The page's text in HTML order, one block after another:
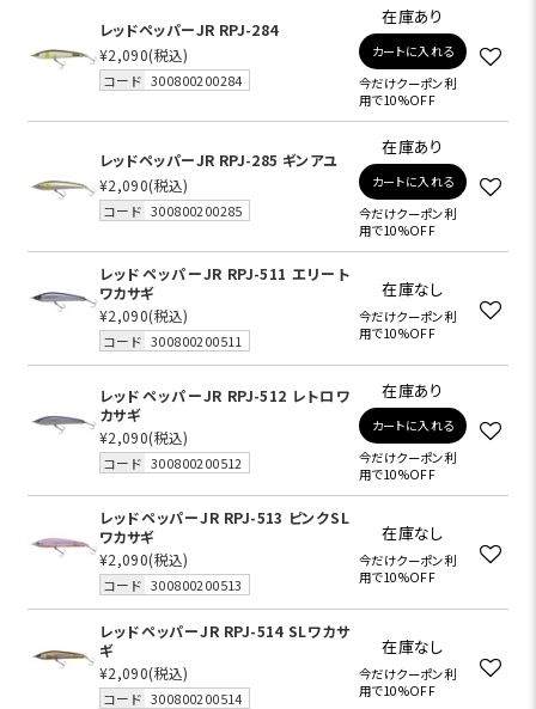
レッドペッパーJR RPJ-284
¥2,090(税込)
コード 300800200284
在庫あり
カートに入れる
今だけクーポン利
用で10%OFF
レッドペッパーJR RPJ-285 ギンアユ
¥2,090(税込)
コード 300800200285
在庫あり
カートに入れる
今だけクーポン利
用で10%OFF
レッドペッパーJR RPJ-511 エリート
ワカサギ
¥2,090(税込)
コード 300800200511
在庫なし
今だけクーポン利
用で10%OFF
レッドペッパーJR RPJ-512 レトロワ
カサギ
¥2,090(税込)
コード 300800200512
在庫あり
カートに入れる
今だけクーポン利
用で10%OFF
レッドペッパーJR RPJ-513 ピンクSL
ワカサギ
¥2,090(税込)
コード 300800200513
在庫なし
今だけクーポン利
用で10%OFF
レッドペッパーJR RPJ-514 SLワカサ
ギ
¥2,090(税込)
コード 300800200514
在庫なし
今だけクーポン利
用で10%OFF